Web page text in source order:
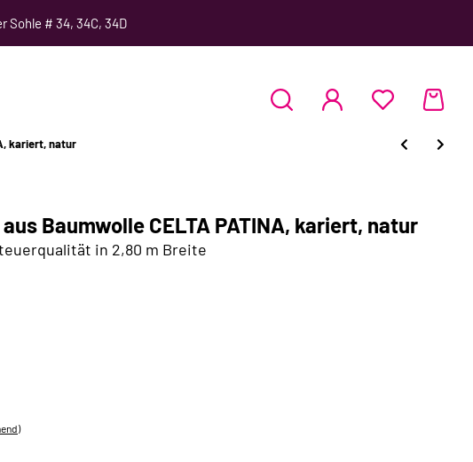
Sohle # 34, 34C, 34D
kariert, natur
Baumwolle CELTA PATINA, kariert, natur
in 2,80 m Breite